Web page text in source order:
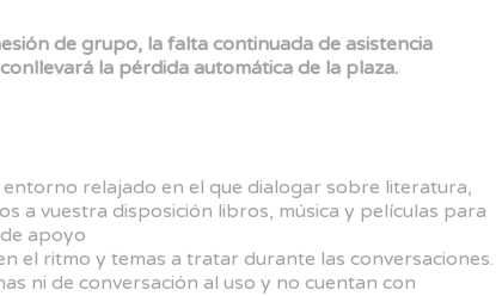
de grupo, la falta continuada de asistencia
la pérdida automática de la plaza.
relajado en el que dialogar sobre literatura,
a vuestra disposición libros, música y películas para
apoyo
el ritmo y temas a tratar durante las conversaciones.
ni de conversación al uso y no cuentan con